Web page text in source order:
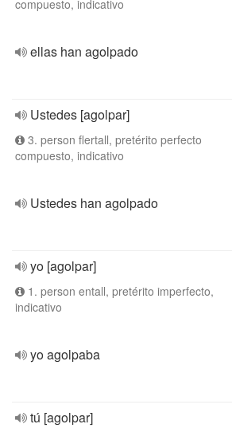
compuesto, indicativo
ellas han agolpado
Ustedes [agolpar]
3. person flertall, pretérito perfecto
compuesto, indicativo
Ustedes han agolpado
yo [agolpar]
1. person entall, pretérito imperfecto,
indicativo
yo agolpaba
tú [agolpar]